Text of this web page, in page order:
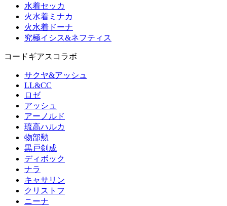
水着セッカ
火水着ミナカ
火水着ドーナ
究極イシス&ネフティス
コードギアスコラボ
サクヤ&アッシュ
LL&CC
ロゼ
アッシュ
アーノルド
琉高ハルカ
物部勲
黒戸剣成
ディボック
ナラ
キャサリン
クリストフ
ニーナ